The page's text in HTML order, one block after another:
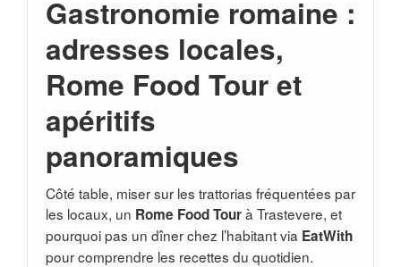
Gastronomie romaine :
adresses locales,
Rome Food Tour et
apéritifs
panoramiques
Côté table, miser sur les trattorias fréquentées par
les locaux, un Rome Food Tourà Trastevere, et
pourquoi pas un dîner chez l’habitant via EatWith
pour comprendre les recettes du quotidien.